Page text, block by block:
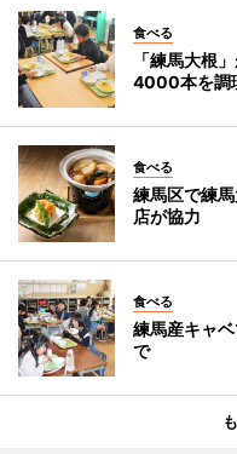
食べる
「練馬大根
4000本を調
食べる
練馬区で練
店が協力
食べる
練馬産キャ
で